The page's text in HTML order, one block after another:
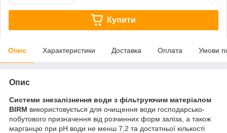
Купити
Опис Характеристики Доставка Оплата Умови
Опис
Системи знезалізнення води з фільтруючим матеріалом
BIRM використовується для очищення води господарсько-
побутового призначення від розчинних форм заліза, а також
марганцю при рН води не менш 7,2 та достатньої кількості